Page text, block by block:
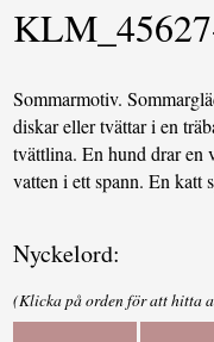
Sommarmotiv.
diskar eller tvättar i en
tvättlina. En hund drar en
vatten i ett spann. En katt
Nyckelord:
(Klicka på orden för att hitta